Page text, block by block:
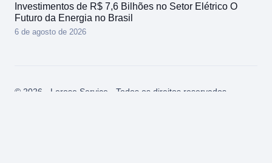
Investimentos de R$ 7,6 Bilhões no Setor Elétrico O
Futuro da Energia no Brasil
6 de agosto de 2026
© 2026 - Lerose Service - Todos os direitos reservados